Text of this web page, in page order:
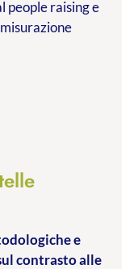
people raising e
e
contrasto alle